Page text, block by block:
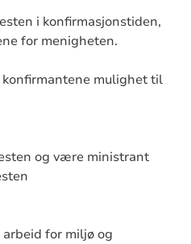
i konfirmasjonstiden,
for menigheten.
mulighet til
og være ministrant
for miljø og